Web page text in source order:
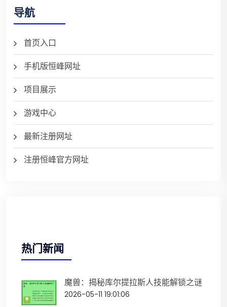
导航
首页入口
手机版恒峰网址
项目展示
游戏中心
最新注册网址
注册恒峰官方网址
热门新闻
魔兽：揭秘库尔提拉斯人技能解锁之谜
2026-05-11 19:01:06